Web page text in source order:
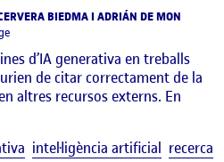
BIEDMA I ADRIÁN DE MON
d’IA generativa en treballs
de citar correctament de la
altres recursos externs. En
intel·ligència artificial recerca